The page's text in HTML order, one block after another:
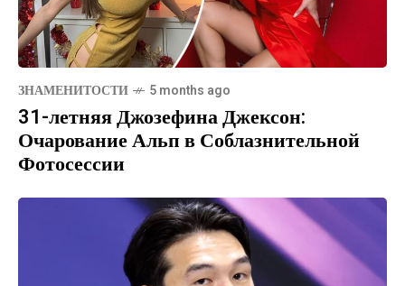
ЗНАМЕНИТОСТИ 5 months ago
31-летняя Джозефина Джексон:
Очарование Альп в Соблазнительной
Фотосессии